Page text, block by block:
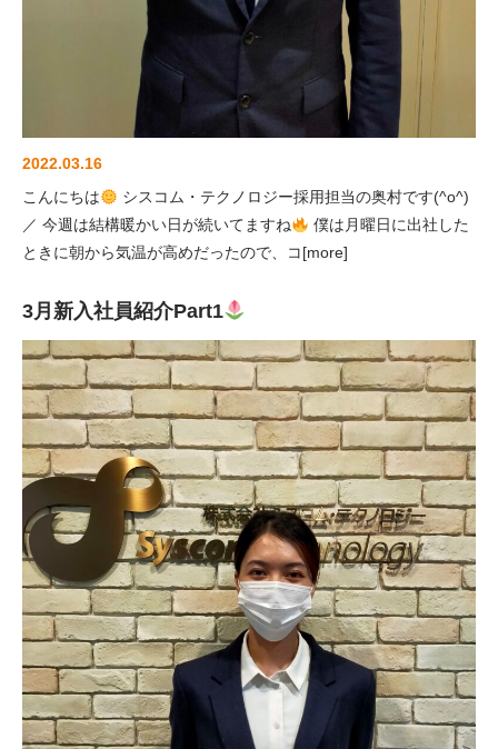
2022.03.16
こんにちは
シスコム・テクノロジー採用担当の奥村です(^o^)
／ 今週は結構暖かい日が続いてますね
僕は月曜日に出社した
ときに朝から気温が高めだったので、コ[more]
3月新入社員紹介Part1